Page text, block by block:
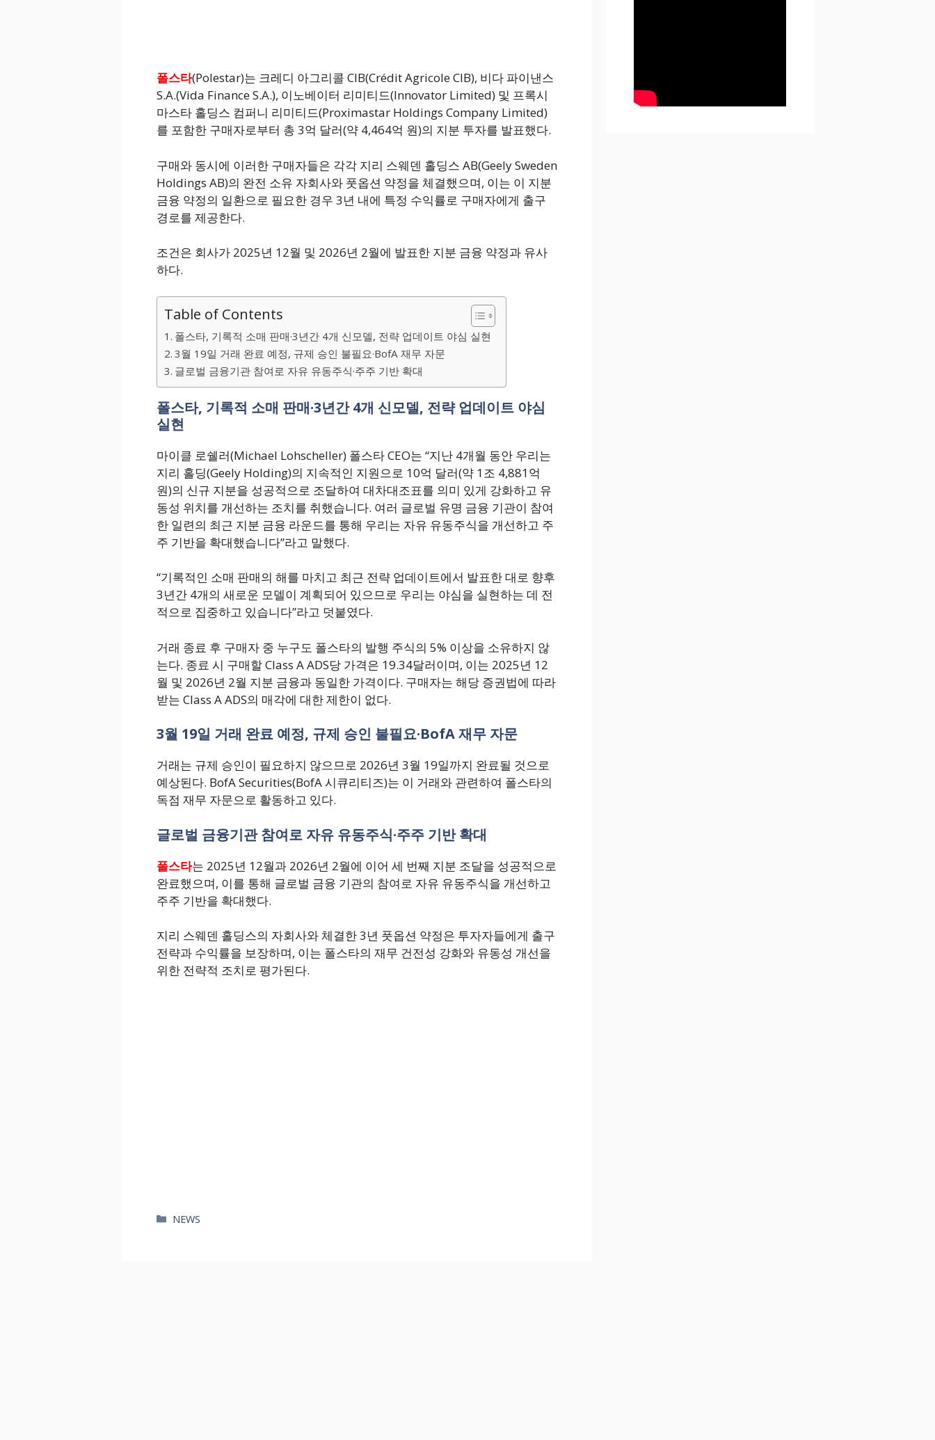
폴스타(Polestar)는 크레디 아그리콜 CIB(Crédit Agricole CIB), 비다 파이낸스
S.A.(Vida Finance S.A.), 이노베이터 리미티드(Innovator Limited) 및 프록시
마스타 홀딩스 컴퍼니 리미티드(Proximastar Holdings Company Limited)
를 포함한 구매자로부터 총 3억 달러(약 4,464억 원)의 지분 투자를 발표했다.
구매와 동시에 이러한 구매자들은 각각 지리 스웨덴 홀딩스 AB(Geely Sweden
Holdings AB)의 완전 소유 자회사와 풋옵션 약정을 체결했으며, 이는 이 지분
금융 약정의 일환으로 필요한 경우 3년 내에 특정 수익률로 구매자에게 출구
경로를 제공한다.
조건은 회사가 2025년 12월 및 2026년 2월에 발표한 지분 금융 약정과 유사
하다.
Table of Contents
폴스타, 기록적 소매 판매·3년간 4개 신모델, 전략 업데이트 야심 실현
3월 19일 거래 완료 예정, 규제 승인 불필요·BofA 재무 자문
글로벌 금융기관 참여로 자유 유동주식·주주 기반 확대
폴스타, 기록적 소매 판매·3년간 4개 신모델, 전략 업데이트 야심
실현
마이클 로쉘러(Michael Lohscheller) 폴스타 CEO는 “지난 4개월 동안 우리는
지리 홀딩(Geely Holding)의 지속적인 지원으로 10억 달러(약 1조 4,881억
원)의 신규 지분을 성공적으로 조달하여 대차대조표를 의미 있게 강화하고 유
동성 위치를 개선하는 조치를 취했습니다. 여러 글로벌 유명 금융 기관이 참여
한 일련의 최근 지분 금융 라운드를 통해 우리는 자유 유동주식을 개선하고 주
주 기반을 확대했습니다”라고 말했다.
“기록적인 소매 판매의 해를 마치고 최근 전략 업데이트에서 발표한 대로 향후
3년간 4개의 새로운 모델이 계획되어 있으므로 우리는 야심을 실현하는 데 전
적으로 집중하고 있습니다”라고 덧붙였다.
거래 종료 후 구매자 중 누구도 폴스타의 발행 주식의 5% 이상을 소유하지 않
는다. 종료 시 구매할 Class A ADS당 가격은 19.34달러이며, 이는 2025년 12
월 및 2026년 2월 지분 금융과 동일한 가격이다. 구매자는 해당 증권법에 따라
받는 Class A ADS의 매각에 대한 제한이 없다.
3월 19일 거래 완료 예정, 규제 승인 불필요·BofA 재무 자문
거래는 규제 승인이 필요하지 않으므로 2026년 3월 19일까지 완료될 것으로
예상된다. BofA Securities(BofA 시큐리티즈)는 이 거래와 관련하여 폴스타의
독점 재무 자문으로 활동하고 있다.
글로벌 금융기관 참여로 자유 유동주식·주주 기반 확대
폴스타는 2025년 12월과 2026년 2월에 이어 세 번째 지분 조달을 성공적으로
완료했으며, 이를 통해 글로벌 금융 기관의 참여로 자유 유동주식을 개선하고
주주 기반을 확대했다.
지리 스웨덴 홀딩스의 자회사와 체결한 3년 풋옵션 약정은 투자자들에게 출구
전략과 수익률을 보장하며, 이는 폴스타의 재무 건전성 강화와 유동성 개선을
위한 전략적 조치로 평가된다.
카
NEWS